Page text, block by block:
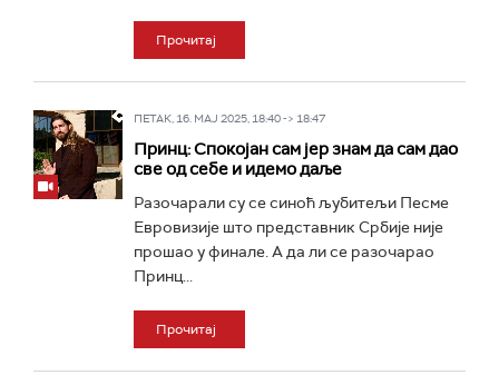
Прочитај
ПЕТАК, 16. МАЈ 2025, 18:40 -> 18:47
Принц: Спокојан сам јер знам да сам дао
све од себе и идемо даље
Разочарали су се синоћ љубитељи Песме
Евровизије што представник Србије није
прошао у финале. А да ли се разочарао
Принц...
Прочитај